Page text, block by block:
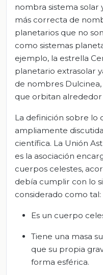
nombra sistema solar
más correcta de
planetarios que no
como sistemas
ejemplo, la estrella
planetario extrasolar
de nombres
que orbitan alrededor
La definición sobre lo
ampliamente
científica. La Unión
es la asociación
cuerpos celestes,
debía cumplir con lo
considerado como tal:
Es un cuerpo
Tiene una masa
que su propia
forma esférica.